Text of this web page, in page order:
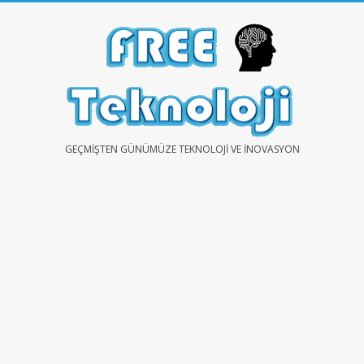
FREEGEÇMIŞTEN GÜNÜMÜZE TEKNOLOJI VE İNOVASYON